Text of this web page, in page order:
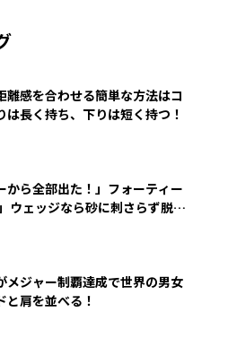
離感を合わせる簡単な方法はコ
長く持ち、下りは短く持つ！
から全部出た！」フォーティー
ウェッジなら砂に刺さらず脱出
メジャー制覇達成で世界の男女
と肩を並べる！